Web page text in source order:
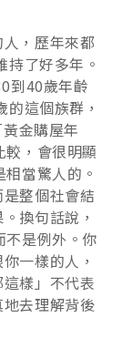
，歷年來都
了好多年。
到40歲年齡
這個族群，
金購屋年
，會很明顯
當驚人的。
整個社會結
換句話說，
不是例外。你
一樣的人，
樣」不代表
去理解背後